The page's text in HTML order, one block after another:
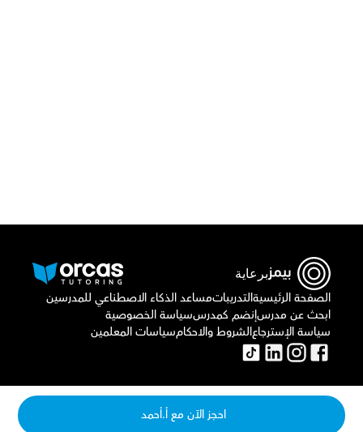
أو اتصل بنا علي
برعاية
الصفحة الرئيسيةالتدريباتمساعد الذكاء الاصطناعي للمدرسين
ابحث عن مدرسإنضم كمدرسسياسة الخصوصية
سياسة الإسترجاعالشروط والاحكامسياسات المعلمين
احجز الآن مع أ.أحمد